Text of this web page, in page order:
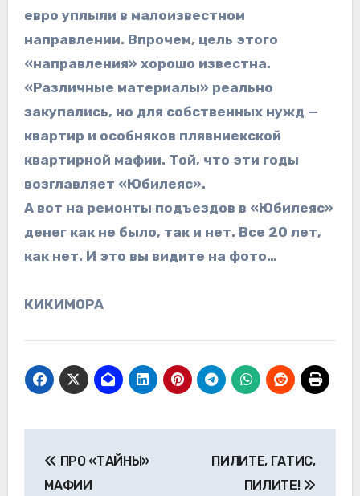
евро уплыли в малоизвестном
направлении. Впрочем, цель этого
«направления» хорошо известна.
«Различные материалы» реально
закупались, но для собственных нужд —
квартир и особняков плявниекской
квартирной мафии. Той, что эти годы
возглавляет «Юбилеяс».
А вот на ремонты подъездов в «Юбилеяс»
денег как не было, так и нет. Все 20 лет,
как нет. И это вы видите на фото…
КИКИМОРА
по
ПРО «ТАЙНЫ»
МАФИИ
ПИЛИТЕ, ГАТИС,
ПИЛИТЕ!